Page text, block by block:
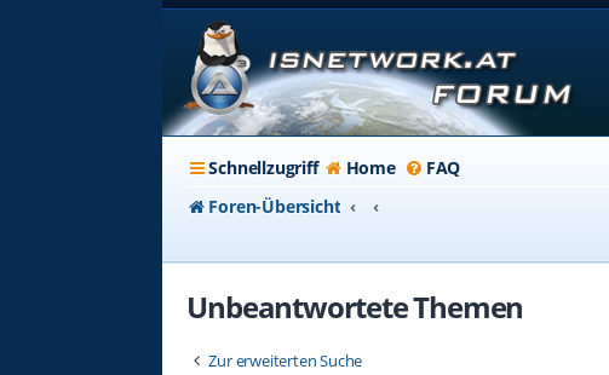
Schnellzugriff Home FAQ
Foren-Übersicht
Unbeantwortete Themen
Zur erweiterten Suche